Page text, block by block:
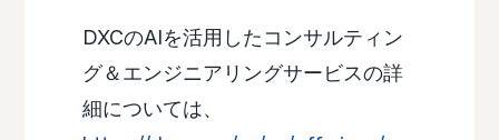
DXCのAIを活用したコンサルティン
グ＆エンジニアリングサービスの詳
細については、